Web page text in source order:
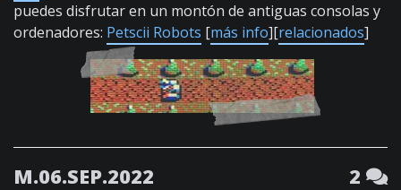
puedes disfrutar en un montón de antiguas consolas y
ordenadores: Petscii Robots [más info][relacionados]
M.06.SEP.2022 2